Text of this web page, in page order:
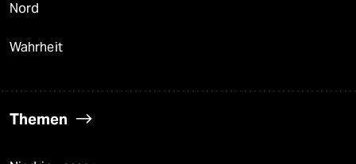
Nord
Wahrheit
Themen